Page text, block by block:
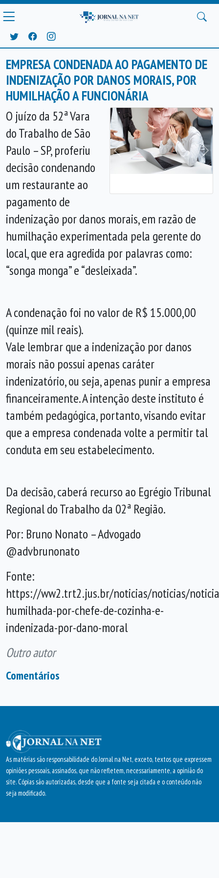
EMPRESA CONDENADA AO PAGAMENTO DE
INDENIZAÇÃO POR DANOS MORAIS, POR
HUMILHAÇÃO A FUNCIONÁRIA
Anterior
O juízo da 52ª Vara
do Trabalho de São
Paulo – SP, proferiu
decisão condenando
um restaurante ao
pagamento de
indenização por danos morais, em razão de
humilhação experimentada pela gerente do
local, que era agredida por palavras como:
“songa monga” e “desleixada”.
A condenação foi no valor de R$ 15.000,00
(quinze mil reais).
Vale lembrar que a indenização por danos
morais não possui apenas caráter
indenizatório, ou seja, apenas punir a empresa
financeiramente. A intenção deste instituto é
também pedagógica, portanto, visando evitar
que a empresa condenada volte a permitir tal
conduta em seu estabelecimento.
Da decisão, caberá recurso ao Egrégio Tribunal
Regional do Trabalho da 02ª Região.
Por: Bruno Nonato – Advogado
@advbrunonato
Fonte:
https://ww2.trt2.jus.br/noticias/noticias/
humilhada-por-chefe-de-cozinha-e-
indenizada-por-dano-moral
Outro autor
Comentários
As matérias são responsabilidade do Jornal na Net, exceto, textos que expressem
opiniões pessoais, assinados, que não refletem, necessariamente, a opinião do
site. Cópias são autorizadas, desde que a fonte seja citada e o conteúdo não
seja modificado.